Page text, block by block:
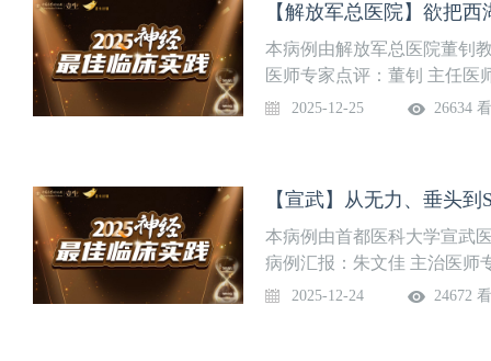
多个国家级、省部级课题，
Neurologye等顶级杂志发表
制、诊疗等领域做出大量贡
长单位，本专科发起制定了
【解放军总医院】欲把
本病例由解放军总医院董钊
医师专家点评：董钊 主任医
包括第一医学中心神经内科
障部队重点专科、全军神经
头痛学会授牌的国际头痛中
脑卒中筛查与防治基地、血
2025-12-25 26634
【宣武】从无力、垂头
本病例由首都医科大学宣武
病例汇报：朱文佳 主治医师
【团队介绍】首都医科大学
2025-12-24 24672